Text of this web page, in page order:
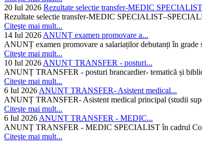
20 Iul 2026 Rezultate selectie transfer-MEDIC
Rezultate selectie transfer-MEDIC
Citeşte mai mult...
14 Iul 2026 ANUNȚ examen promovare a...
ANUNȚ examen promovare a salariaților debutanți în grade
Citeşte mai mult...
10 Iul 2026 ANUNȚ TRANSFER - posturi...
ANUNȚ TRANSFER - posturi brancardier- tematică și
Citeşte mai mult...
6 Iul 2026 ANUNȚ TRANSFER- Asistent medical...
ANUNȚ TRANSFER- Asistent medical principal (studii
Citeşte mai mult...
6 Iul 2026 ANUNȚ TRANSFER - MEDIC...
ANUNȚ TRANSFER - MEDIC SPECIALIST în cadrul
Citeşte mai mult...